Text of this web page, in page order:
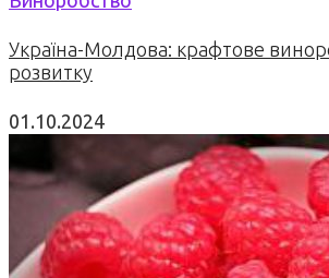
Україна-Молдова: крафтове
розвитку
01.10.2024